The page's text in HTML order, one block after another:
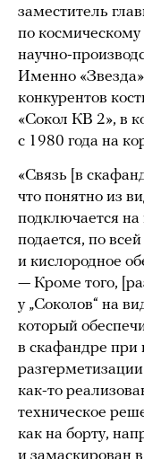
заместитель
по
научно-
Именно «Звезда»
конкурентов
«Сокол КВ 2», в
с 1980 года на
«Связь [в
что понятно из
подключается
подается, по
и кислородное
— Кроме того,
у „Соколов“ на
который
в скафандре при
как-то
техническое
как на борту,